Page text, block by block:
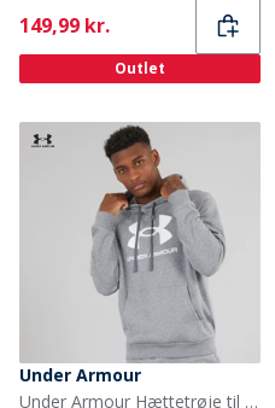
Current
149,99 kr.
Outlet
Under Armour
Under Armour Hættetrøje til Herre UA Rival Fleece Logo Castlerock Lysegrå/Hvid